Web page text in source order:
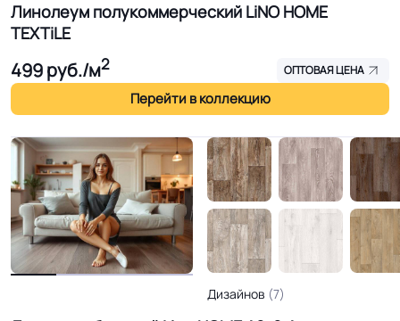
Линолеум полукоммерческий LiNO HOME
TEXTiLE
499руб./м2 ОПТОВАЯ ЦЕНА
Перейти в коллекцию
Дизайнов (7)